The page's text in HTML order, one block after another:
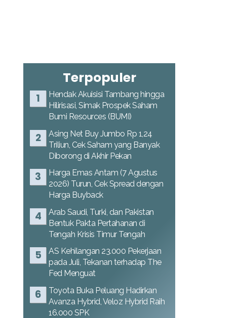
Terpopuler
Hendak Akuisisi Tambang hingga
Hilirisasi, Simak Prospek Saham
Bumi Resources (BUMI)
Asing Net Buy Jumbo Rp 1,24
Triliun, Cek Saham yang Banyak
Diborong di Akhir Pekan
Harga Emas Antam (7 Agustus
2026) Turun, Cek Spread dengan
Harga Buyback
Arab Saudi, Turki, dan Pakistan
Bentuk Pakta Pertahanan di
Tengah Krisis Timur Tengah
AS Kehilangan 23.000 Pekerjaan
pada Juli, Tekanan terhadap The
Fed Menguat
Toyota Buka Peluang Hadirkan
Avanza Hybrid, Veloz Hybrid Raih
16.000 SPK